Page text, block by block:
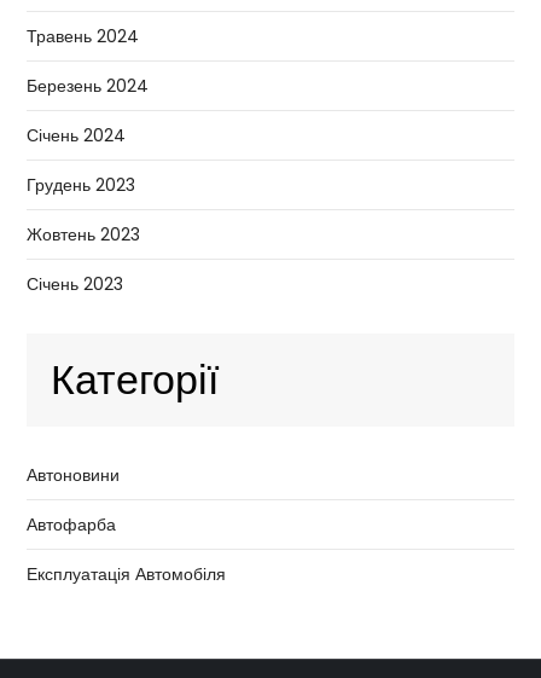
Травень 2024
Березень 2024
Січень 2024
Грудень 2023
Жовтень 2023
Січень 2023
Категорії
Автоновини
Автофарба
Експлуатація Автомобіля